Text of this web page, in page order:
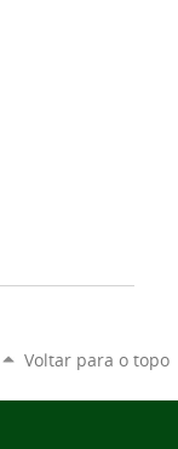
Voltar para o topo